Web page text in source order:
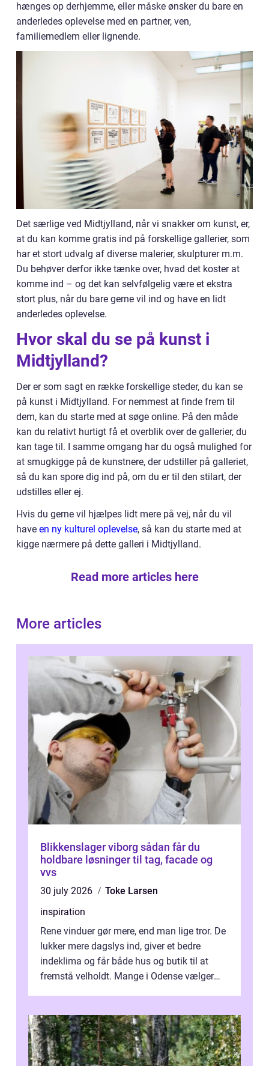
hænges op derhjemme, eller måske ønsker du bare en
anderledes oplevelse med en partner, ven,
familiemedlem eller lignende.
Det særlige ved Midtjylland, når vi snakker om kunst, er,
at du kan komme gratis ind på forskellige gallerier, som
har et stort udvalg af diverse malerier, skulpturer m.m.
Du behøver derfor ikke tænke over, hvad det koster at
komme ind – og det kan selvfølgelig være et ekstra
stort plus, når du bare gerne vil ind og have en lidt
anderledes oplevelse.
Hvor skal du se på kunst i
Midtjylland?
Der er som sagt en række forskellige steder, du kan se
på kunst i Midtjylland. For nemmest at finde frem til
dem, kan du starte med at søge online. På den måde
kan du relativt hurtigt få et overblik over de gallerier, du
kan tage til. I samme omgang har du også mulighed for
at smugkigge på de kunstnere, der udstiller på galleriet,
så du kan spore dig ind på, om du er til den stilart, der
udstilles eller ej.
Hvis du gerne vil hjælpes lidt mere på vej, når du vil
have en ny kulturel oplevelse, så kan du starte med at
kigge nærmere på dette galleri i Midtjylland.
Read more articles here
More articles
Blikkenslager viborg sådan får du
holdbare løsninger til tag, facade og
vvs
30 july 2026
Toke Larsen
inspiration
Rene vinduer gør mere, end man lige tror. De
lukker mere dagslys ind, giver et bedre
indeklima og får både hus og butik til at
fremstå velholdt. Mange i Odense vælger